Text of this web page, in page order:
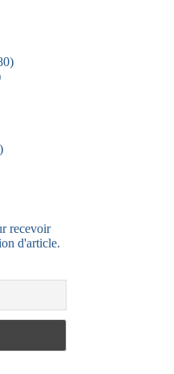
recevoir
d'article.